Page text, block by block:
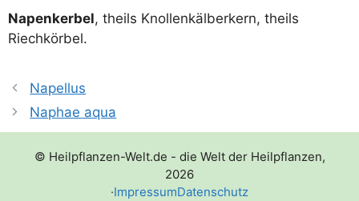
Napen­ker­bel, theils Knol­len­käl­ber­kern, theils
Riechkörbel.
Napellus
Naphae aqua
© Heilpflanzen-Welt.de - die Welt der Heilpflanzen,
2026
·ImpressumDatenschutz